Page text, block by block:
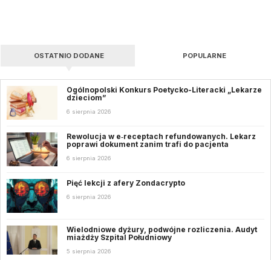
OSTATNIO DODANE POPULARNE
Ogólnopolski Konkurs Poetycko-Literacki „Lekarze
dzieciom”
6 sierpnia 2026
Rewolucja w e‑receptach refundowanych. Lekarz
poprawi dokument zanim trafi do pacjenta
6 sierpnia 2026
Pięć lekcji z afery Zondacrypto
6 sierpnia 2026
Wielodniowe dyżury, podwójne rozliczenia. Audyt
miażdży Szpital Południowy
5 sierpnia 2026